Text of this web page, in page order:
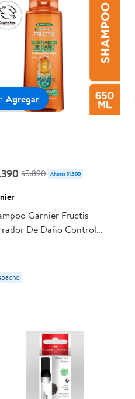
$5.890 Ahorra $1.500
Garnier Fructis
De Daño Control
Agregar